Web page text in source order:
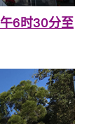
6时30分至